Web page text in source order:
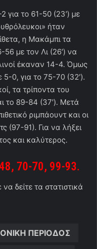
για το 61-50 (23′) με
ήταν
η Μακάμπι τα
με τον Λι (26′) να
έκαναν 14-4. Όμως
0, για το 75-70 (32′).
τα τρίποντα του
το 89-84 (37′). Μετά
ριμπάουντ και οι
(97-91). Για να λήξει
και καλύτερος.
70-70, 99-93.
να δείτε τα στατιστικά
ΠΕΡΙΟΔΟΣ